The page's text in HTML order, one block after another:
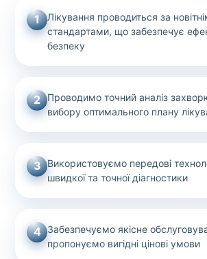
1
Лікування проводиться за
стандартами, що забезпечує
безпеку
2
Проводимо точний аналіз
вибору оптимального плану
3 Використовуємо передові
швидкої та точної діагностики
4 Забезпечуємо якісне
пропонуємо вигідні цінові умови